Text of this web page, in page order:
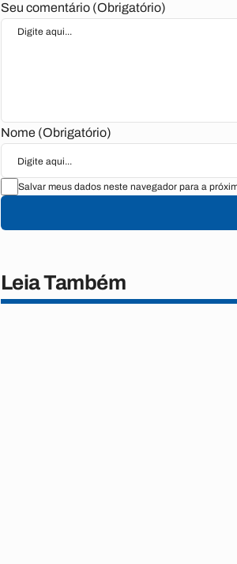
Seu comentário (Obrigatório)
Nome (Obrigatório)
Salvar meus dados neste navegador para a
Leia Também